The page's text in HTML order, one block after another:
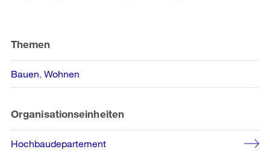
Informationen
Themen
Bauen Wohnen
Organisationseinheiten
Hochbaudepartement